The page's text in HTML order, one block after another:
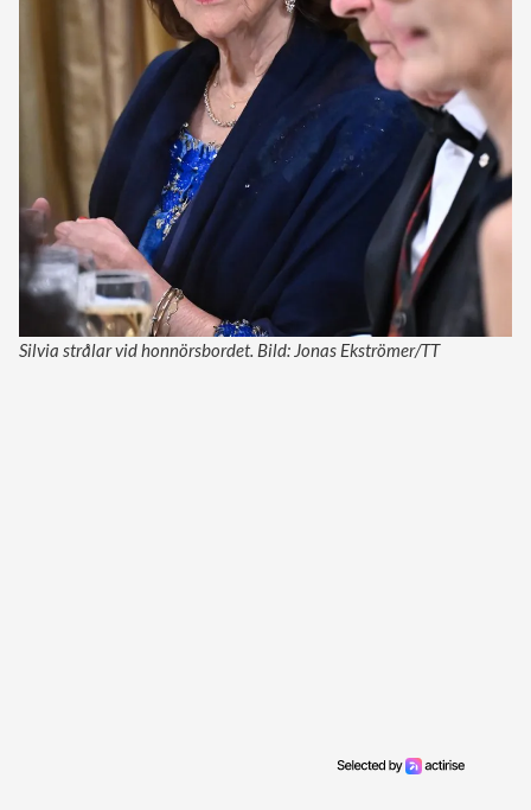
Silvia strålar vid honnörsbordet. Bild: Jonas Ekströmer/TT